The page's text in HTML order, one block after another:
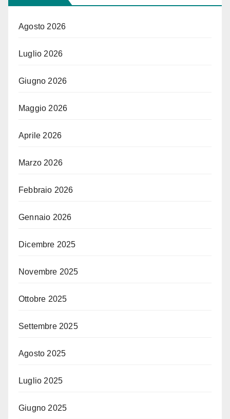
Agosto 2026
Luglio 2026
Giugno 2026
Maggio 2026
Aprile 2026
Marzo 2026
Febbraio 2026
Gennaio 2026
Dicembre 2025
Novembre 2025
Ottobre 2025
Settembre 2025
Agosto 2025
Luglio 2025
Giugno 2025